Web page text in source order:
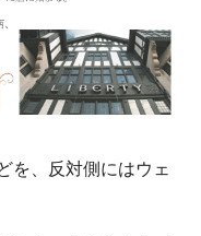
を、反対側にはウェ